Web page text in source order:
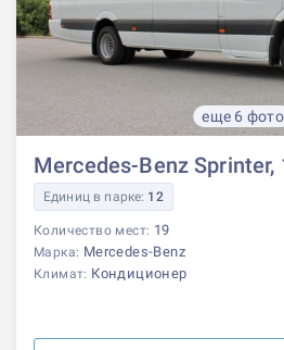
еще 6 фото
Mercedes-Benz Sprinter,
Единиц в парке: 12
Количество мест: 19
Марка: Mercedes-Benz
Климат: Кондиционер